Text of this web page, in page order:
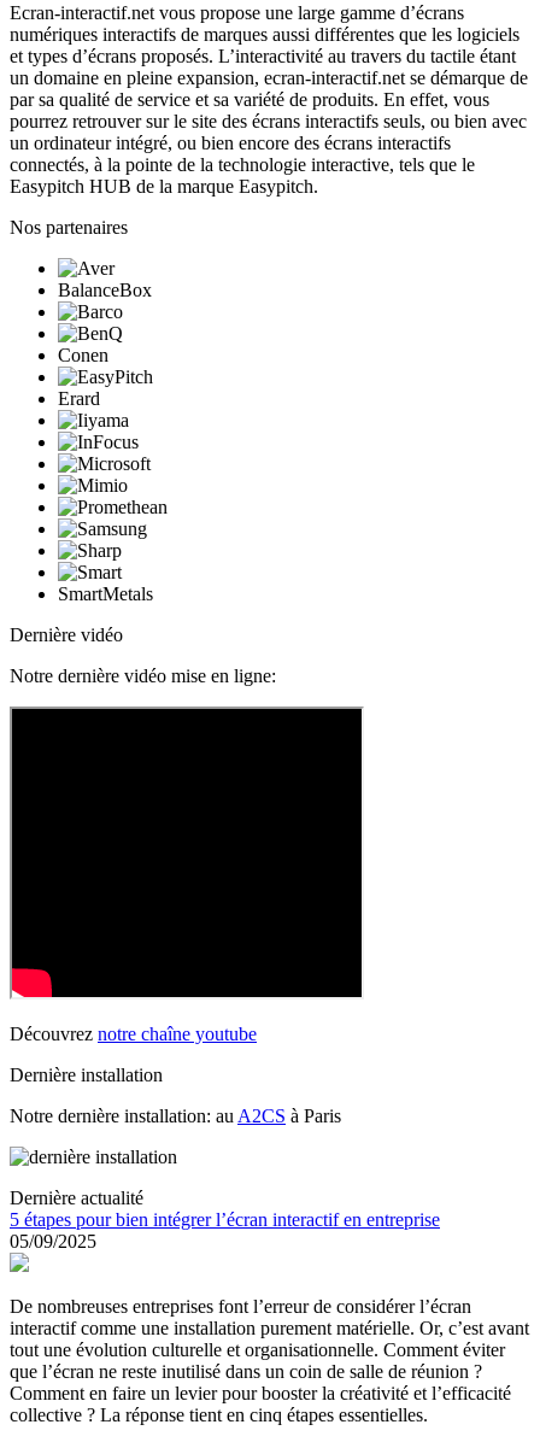
Ecran-interactif.net vous propose une large gamme d’écrans
numériques interactifs de marques aussi différentes que les logiciels
et types d’écrans proposés. L’interactivité au travers du tactile étant
un domaine en pleine expansion, ecran-interactif.net se démarque de
par sa qualité de service et sa variété de produits. En effet, vous
pourrez retrouver sur le site des écrans interactifs seuls, ou bien avec
un ordinateur intégré, ou bien encore des écrans interactifs
connectés, à la pointe de la technologie interactive, tels que le
Easypitch HUB de la marque Easypitch.
Nos partenaires
BalanceBox
Conen
Erard
SmartMetals
Dernière vidéo
Notre dernière vidéo mise en ligne:
Découvrez notre chaîne youtube
Dernière installation
Notre dernière installation: au A2CS à Paris
Dernière actualité
5 étapes pour bien intégrer l’écran interactif en entreprise
05/09/2025
De nombreuses entreprises font l’erreur de considérer l’écran
interactif comme une installation purement matérielle. Or, c’est avant
tout une évolution culturelle et organisationnelle. Comment éviter
que l’écran ne reste inutilisé dans un coin de salle de réunion ?
Comment en faire un levier pour booster la créativité et l’efficacité
collective ? La réponse tient en cinq étapes essentielles.